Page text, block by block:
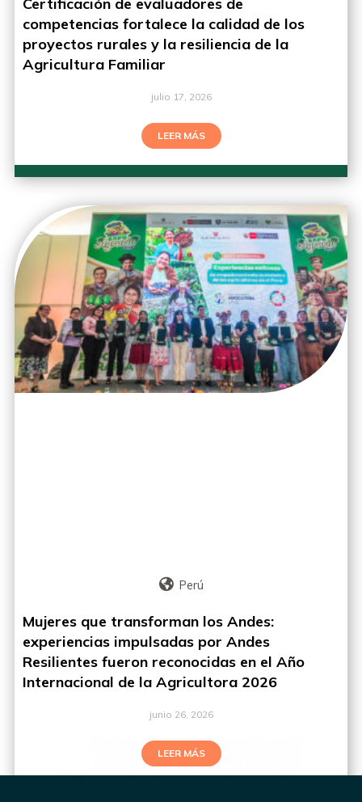
competencias fortalece la calidad de los
proyectos rurales y la resiliencia de la
Agricultura Familiar
julio 17, 2026
LEER MÁS
Perú
Mujeres que transforman los Andes:
experiencias impulsadas por Andes
Resilientes fueron reconocidas en el Año
Internacional de la Agricultora 2026
junio 26, 2026
LEER MÁS